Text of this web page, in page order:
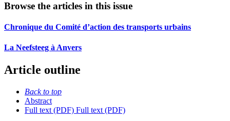
Browse the articles in this issue
Chronique du Comité d’action des transports urbains
La Neefsteeg à Anvers
Article outline
Back to top
Abstract
Full text (PDF) Full text (PDF)